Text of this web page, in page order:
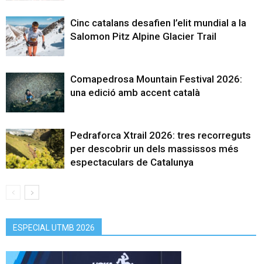
Cinc catalans desafien l’elit mundial a la
Salomon Pitz Alpine Glacier Trail
Comapedrosa Mountain Festival 2026:
una edició amb accent català
Pedraforca Xtrail 2026: tres recorreguts
per descobrir un dels massissos més
espectaculars de Catalunya
ESPECIAL UTMB 2026